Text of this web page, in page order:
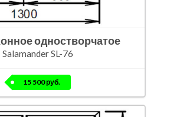
одностворчатое
Salamander SL-76
15 500 руб.